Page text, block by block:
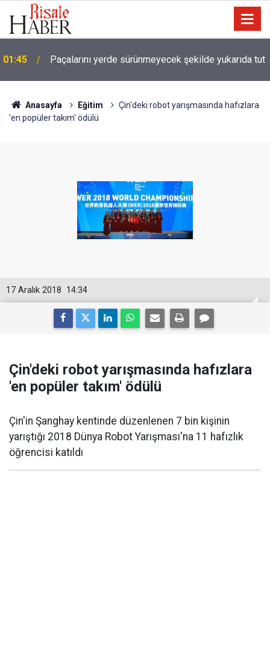
01:45 Paçalarını yerde sürünmeyecek şekilde yukarıda tut
Anasayfa Eğitim
Çin'deki robot yarışmasında hafızlara
'en popüler takım' ödülü
14:34
17 Aralık 2018
Çin'deki robot yarışmasında hafızlara
'en popüler takım' ödülü
Çin'in Şanghay kentinde düzenlenen 7 bin kişinin
yarıştığı 2018 Dünya Robot Yarışması'na 11 hafızlık
öğrencisi katıldı